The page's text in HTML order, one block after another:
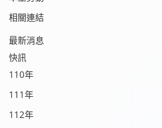
相關連結
最新消息
快訊
110年
111年
112年